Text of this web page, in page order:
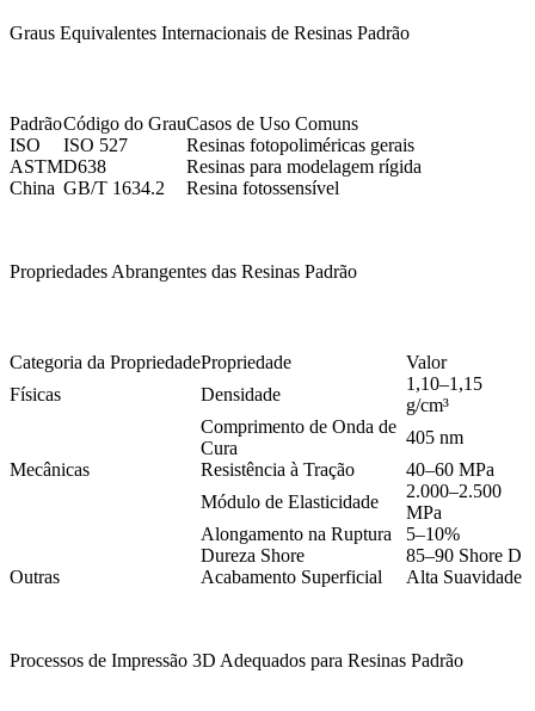
Graus Equivalentes Internacionais de Resinas Padrão
PadrãoCódigo do GrauCasos de Uso Comuns
ISO
ISO 527
Resinas fotopoliméricas gerais
ASTMD638
Resinas para modelagem rígida
China GB/T 1634.2 Resina fotossensível
Propriedades Abrangentes das Resinas Padrão
Categoria da PropriedadePropriedade
Valor
Físicas
Densidade
1,10–1,15
g/cm³
Comprimento de Onda de
Cura
405 nm
Mecânicas
Resistência à Tração
40–60 MPa
Módulo de Elasticidade
2.000–2.500
MPa
Alongamento na Ruptura
5–10%
Dureza Shore
85–90 Shore D
Outras
Acabamento Superficial Alta Suavidade
Processos de Impressão 3D Adequados para Resinas Padrão